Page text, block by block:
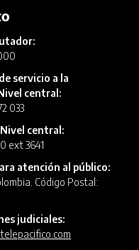
servicio a la
central:
033
central:
ext 3641
atención al público:
Código Postal:
judiciales: